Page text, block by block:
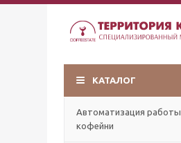
КАТАЛОГ
Автоматизация работы
кофейни